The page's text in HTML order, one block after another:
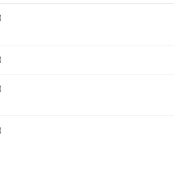
は「販売ネットワーク
」をご確認くだ
の承諾なく第三者に漏洩または開示しな
された部品リストについて、当社および
前後することがあります。
できます。
ので、過去に遡って非含有を証明するも
以下であることを示します。
外部に漏えいし、環境に深刻な影響を及
関係者が違法に輸出するおそれがある場
、お客様のお取引先、またはお客様担当
を公開していない機種